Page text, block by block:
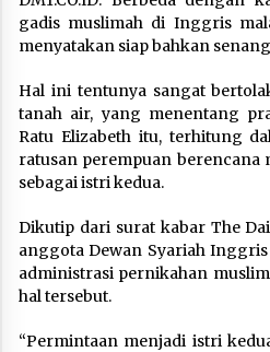
gadis muslimah di Inggris
menyatakan siap bahkan
Hal ini tentunya sangat
tanah air, yang menentang
Ratu Elizabeth itu, terhitung
ratusan perempuan berencana
sebagai istri kedua.
Dikutip dari surat kabar The
anggota Dewan Syariah
administrasi pernikahan
hal tersebut.
“Permintaan menjadi istri